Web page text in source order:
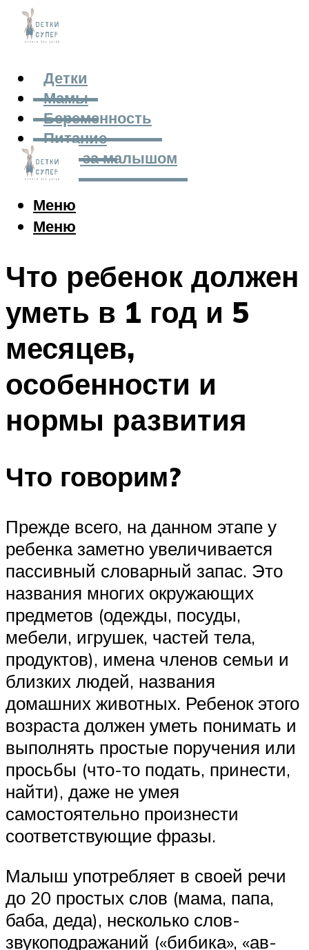
Детки
Мамы
Беременность
Питание
Уход за малышом
Меню
Меню
Что ребенок должен
уметь в 1 год и 5
месяцев,
особенности и
нормы развития
Что говорим?
Прежде всего, на данном этапе у
ребенка заметно увеличивается
пассивный словарный запас. Это
названия многих окружающих
предметов (одежды, посуды,
мебели, игрушек, частей тела,
продуктов), имена членов семьи и
близких людей, названия
домашних животных. Ребенок этого
возраста должен уметь понимать и
выполнять простые поручения или
просьбы (что-то подать, принести,
найти), даже не умея
самостоятельно произнести
соответствующие фразы.
Малыш употребляет в своей речи
до 20 простых слов (мама, папа,
баба, деда), несколько слов-
звукоподражаний («бибика», «ав-